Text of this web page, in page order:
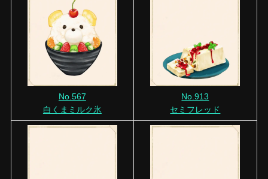
No.567
白くまミルク氷
No.913
セミフレッド